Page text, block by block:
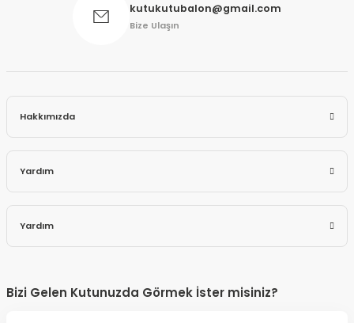
kutukutubalon@gmail.com
Bize Ulaşın
Hakkımızda
Yardım
Yardım
Bizi Gelen Kutunuzda Görmek İster misiniz?